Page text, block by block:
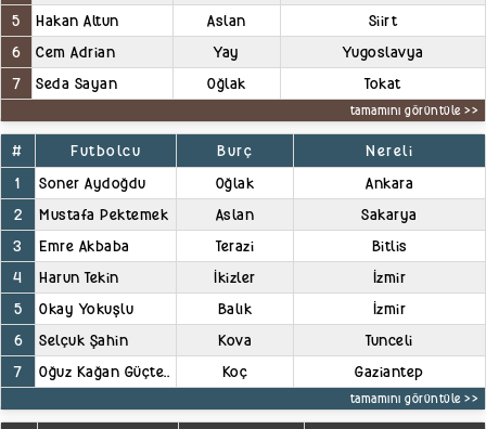
5
Hakan Altun Aslan
Siirt
6
Cem Adrian Yay
Yugoslavya
7
Seda Sayan Oğlak Tokat
tamamını görüntüle >>
# Futbolcu Burç
Nereli
1
Soner Aydoğdu Oğlak
Ankara
2
Mustafa Pektemek Aslan
Sakarya
3
Emre Akbaba Terazi
Bitlis
4
Harun Tekin İkizler
İzmir
5
Okay Yokuşlu Balık
İzmir
6
Selçuk Şahin Kova
Tunceli
7
Oğuz Kağan Güçte.. Koç Gaziantep
tamamını görüntüle >>